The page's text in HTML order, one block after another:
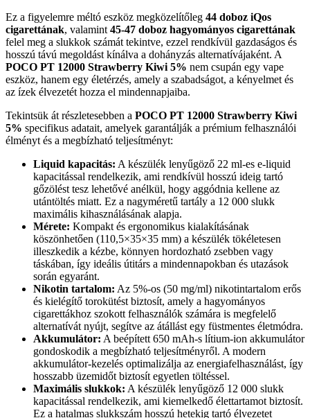
Ez a figyelemre méltó eszköz megközelítőleg 44 doboz iQos
cigarettának, valamint 45-47 doboz hagyományos cigarettának
felel meg a slukkok számát tekintve, ezzel rendkívül gazdaságos és
hosszú távú megoldást kínálva a dohányzás alternatívájaként. A
POCO PT 12000 Strawberry Kiwi 5% nem csupán egy vape
eszköz, hanem egy életérzés, amely a szabadságot, a kényelmet és
az ízek élvezetét hozza el mindennapjaiba.
Tekintsük át részletesebben a POCO PT 12000 Strawberry Kiwi
5% specifikus adatait, amelyek garantálják a prémium felhasználói
élményt és a megbízható teljesítményt:
Liquid kapacitás: A készülék lenyűgöző 22 ml-es e-liquid
kapacitással rendelkezik, ami rendkívül hosszú ideig tartó
gőzölést tesz lehetővé anélkül, hogy aggódnia kellene az
utántöltés miatt. Ez a nagyméretű tartály a 12 000 slukk
maximális kihasználásának alapja.
Mérete: Kompakt és ergonomikus kialakításának
köszönhetően (110,5×35×35 mm) a készülék tökéletesen
illeszkedik a kézbe, könnyen hordozható zsebben vagy
táskában, így ideális útitárs a mindennapokban és utazások
során egyaránt.
Nikotin tartalom: Az 5%-os (50 mg/ml) nikotintartalom erős
és kielégítő torokütést biztosít, amely a hagyományos
cigarettákhoz szokott felhasználók számára is megfelelő
alternatívát nyújt, segítve az átállást egy füstmentes életmódra.
Akkumulátor: A beépített 650 mAh-s lítium-ion akkumulátor
gondoskodik a megbízható teljesítményről. A modern
akkumulátor-kezelés optimalizálja az energiafelhasználást, így
hosszabb üzemidőt biztosít egyetlen töltéssel.
Maximális slukkok: A készülék lenyűgöző 12 000 slukk
kapacitással rendelkezik, ami kiemelkedő élettartamot biztosít.
Ez a hatalmas slukkszám hosszú hetekig tartó élvezetet